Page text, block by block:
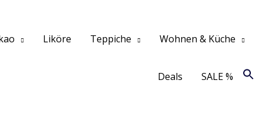
Liköre Teppiche Wohnen & Küche
Deals SALE %